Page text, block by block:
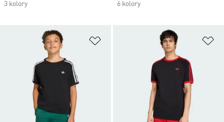
3 kolory 6 kolory
Dodaj do listy życzeń